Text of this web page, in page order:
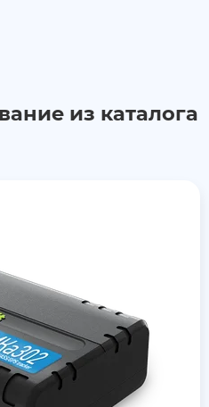
из каталога